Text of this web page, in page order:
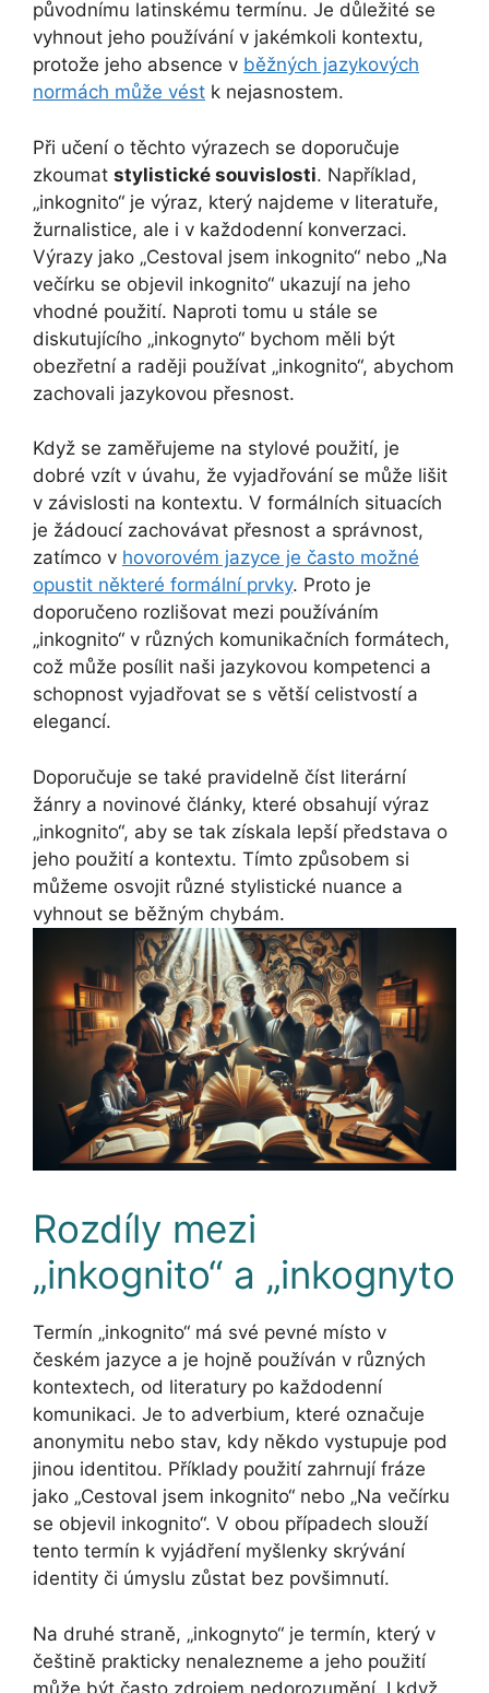
původnímu latinskému termínu. Je důležité se
vyhnout jeho používání v jakémkoli kontextu,
protože jeho absence v běžných jazykových
normách může vést k nejasnostem.
Při učení o těchto výrazech se doporučuje
zkoumat stylistické souvislosti. Například,
„inkognito“ je výraz, který najdeme v literatuře,
žurnalistice, ale i v každodenní konverzaci.
Výrazy jako „Cestoval jsem inkognito“ nebo „Na
večírku se objevil inkognito“ ukazují na jeho
vhodné použití. Naproti tomu u stále se
diskutujícího „inkognyto“ bychom měli být
obezřetní a raději používat „inkognito“, abychom
zachovali jazykovou přesnost.
Když se zaměřujeme na stylové použití, je
dobré vzít v úvahu, že vyjadřování se může lišit
v závislosti na kontextu. V formálních situacích
je žádoucí zachovávat přesnost a správnost,
zatímco v hovorovém jazyce je často možné
opustit některé formální prvky. Proto je
doporučeno rozlišovat mezi používáním
„inkognito“ v různých komunikačních formátech,
což může posílit naši jazykovou kompetenci a
schopnost vyjadřovat se s větší celistvostí a
elegancí.
Doporučuje se také pravidelně číst literární
žánry a novinové články, které obsahují výraz
„inkognito“, aby se tak získala lepší představa o
jeho použití a kontextu. Tímto způsobem si
můžeme osvojit různé stylistické nuance a
vyhnout se běžným chybám.
Rozdíly mezi
„inkognito“ a „inkognyto
Termín „inkognito“ má své pevné místo v
českém jazyce a je hojně používán v různých
kontextech, od literatury po každodenní
komunikaci. Je to adverbium, které označuje
anonymitu nebo stav, kdy někdo vystupuje pod
jinou identitou. Příklady použití zahrnují fráze
jako „Cestoval jsem inkognito“ nebo „Na večírku
se objevil inkognito“. V obou případech slouží
tento termín k vyjádření myšlenky skrývání
identity či úmyslu zůstat bez povšimnutí.
Na druhé straně, „inkognyto“ je termín, který v
češtině prakticky nenalezneme a jeho použití
může být často zdrojem nedorozumění. I když